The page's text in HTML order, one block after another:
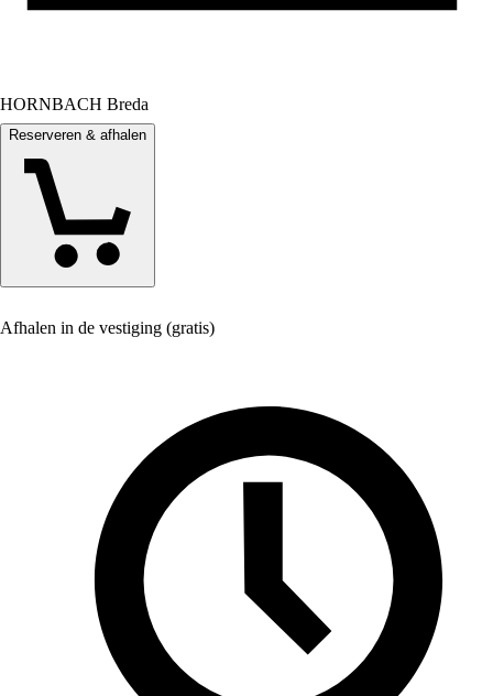
HORNBACH Breda
Reserveren & afhalen
Afhalen in de vestiging (gratis)